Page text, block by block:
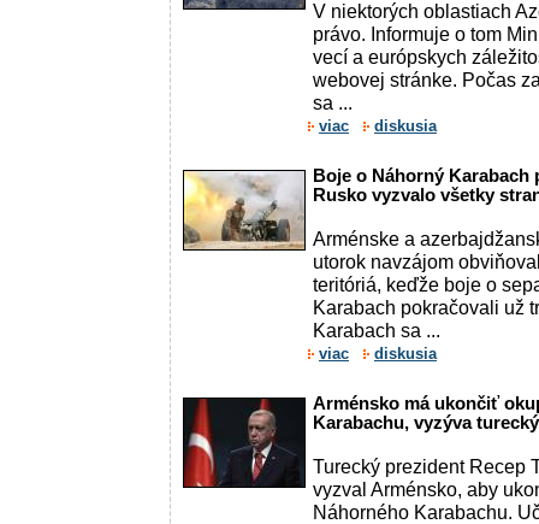
V niektorých oblastiach
právo. Informuje o tom
vecí a európskych
webovej stránke. Počas
sa ...
viac diskusia
Boje o Náhorný
Rusko vyzvalo všetky
Arménske a
utorok navzájom
teritóriá, keďže boje o
Karabach pokračovali už
Karabach sa ...
viac diskusia
Arménsko má ukončiť
Karabachu, vyzýva
Turecký prezident Recep
vyzval Arménsko, aby
Náhorného Karabachu.